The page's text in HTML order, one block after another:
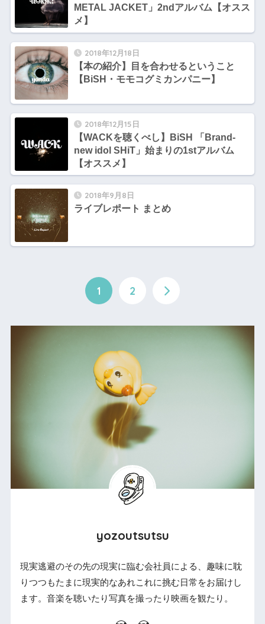
METAL JACKET」2ndアルバム【オスス
メ】
2018年12月18日
【本の紹介】目を合わせるということ
【BiSH・モモコグミカンパニー】
2018年12月15日
【WACKを聴くべし】BiSH 「Brand-
new idol SHiT」始まりの1stアルバム
【オススメ】
2018年9月8日
ライブレポート まとめ
1 2
yozoutsutsu
現実逃避のその先の現実に臨む会社員による、趣味に耽
りつつもたまに現実的なあれこれに挑む日常をお届けし
ます。音楽を聴いたり写真を撮ったり映画を観たり。